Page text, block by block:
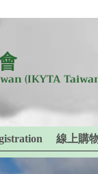
(IKYTA
線上購